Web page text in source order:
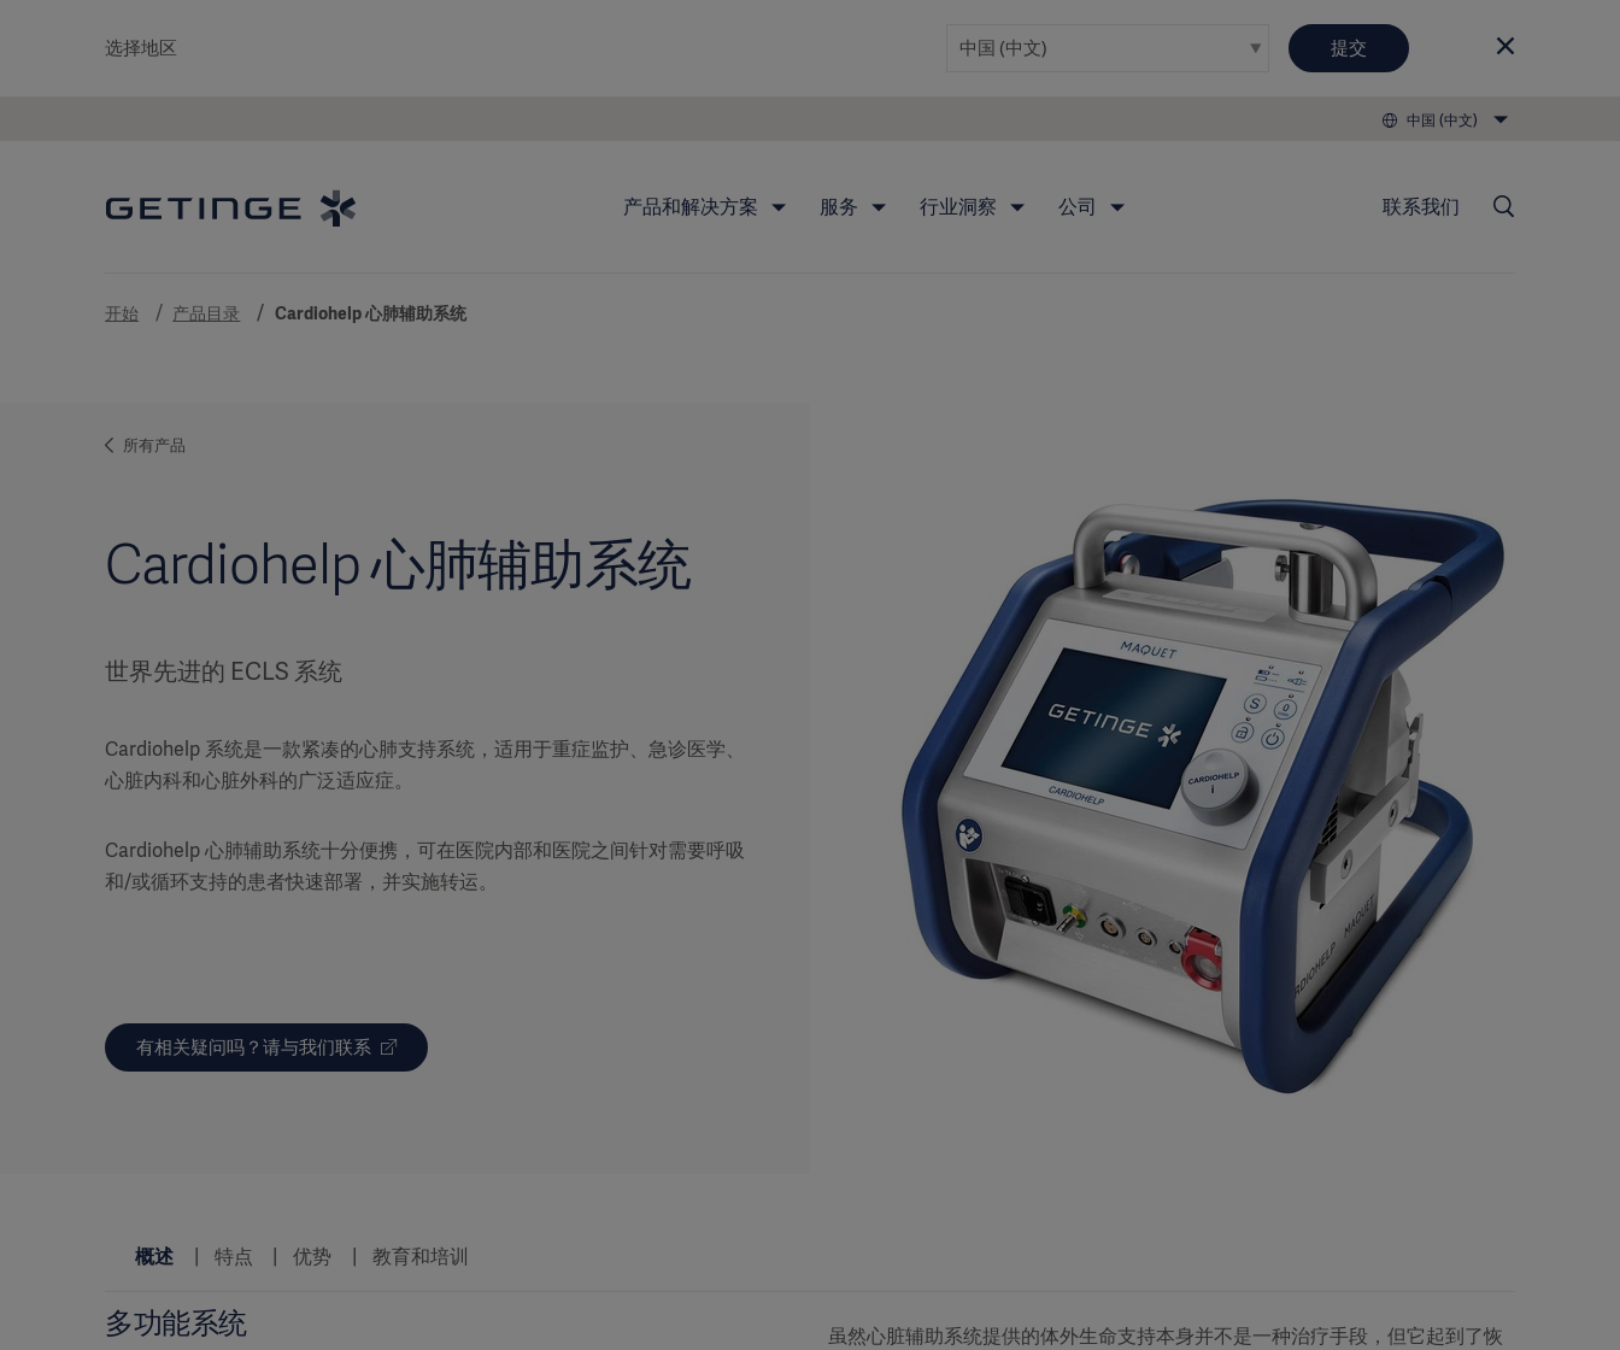
选择地区 提交
中国 (中文)
产品和解决方案 服务 行业洞察 公司 联系我们
开始 产品目录 Cardiohelp 心肺辅助系统
所有产品
Cardiohelp 心肺辅助系统
世界先进的 ECLS 系统
Cardiohelp 系统是一款紧凑的心肺支持系统，适用于重症监护、急诊医学、
心脏内科和心脏外科的广泛适应症。
Cardiohelp 心肺辅助系统十分便携，可在医院内部和医院之间针对需要呼吸
和/或循环支持的患者快速部署，并实施转运。
有相关疑问吗？请与我们联系
概述 特点 优势 教育和培训
多功能系统
虽然心脏辅助系统提供的体外生命支持本身并不是一种治疗手段，但它起到了恢